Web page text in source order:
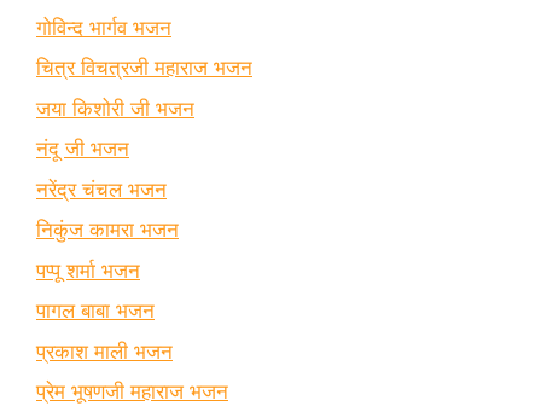
गोविन्द भार्गव भजन
चित्र विचत्रजी महाराज भजन
जया किशोरी जी भजन
नंदू जी भजन
नरेंद्र चंचल भजन
निकुंज कामरा भजन
पप्पू शर्मा भजन
पागल बाबा भजन
प्रकाश माली भजन
प्रेम भूषणजी महाराज भजन